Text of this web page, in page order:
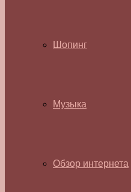
Шопинг
Музыка
Обзор интернета